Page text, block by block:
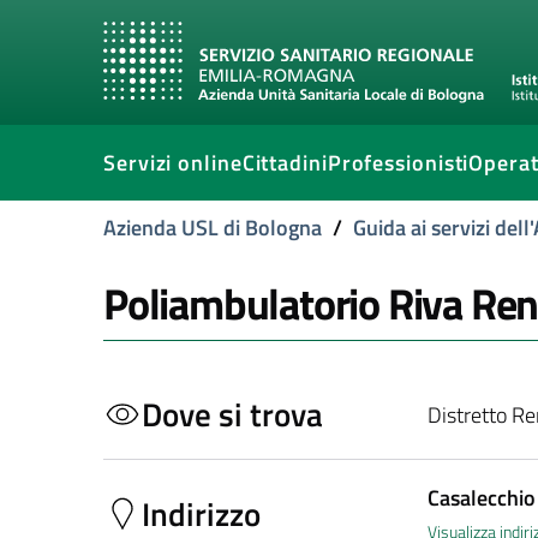
Servizi onlineCittadiniProfessionisti
Azienda USL di Bologna / Guida ai servizi
Poliambulatorio Riva
Dove si trova Distretto
Indirizzo Visualizza